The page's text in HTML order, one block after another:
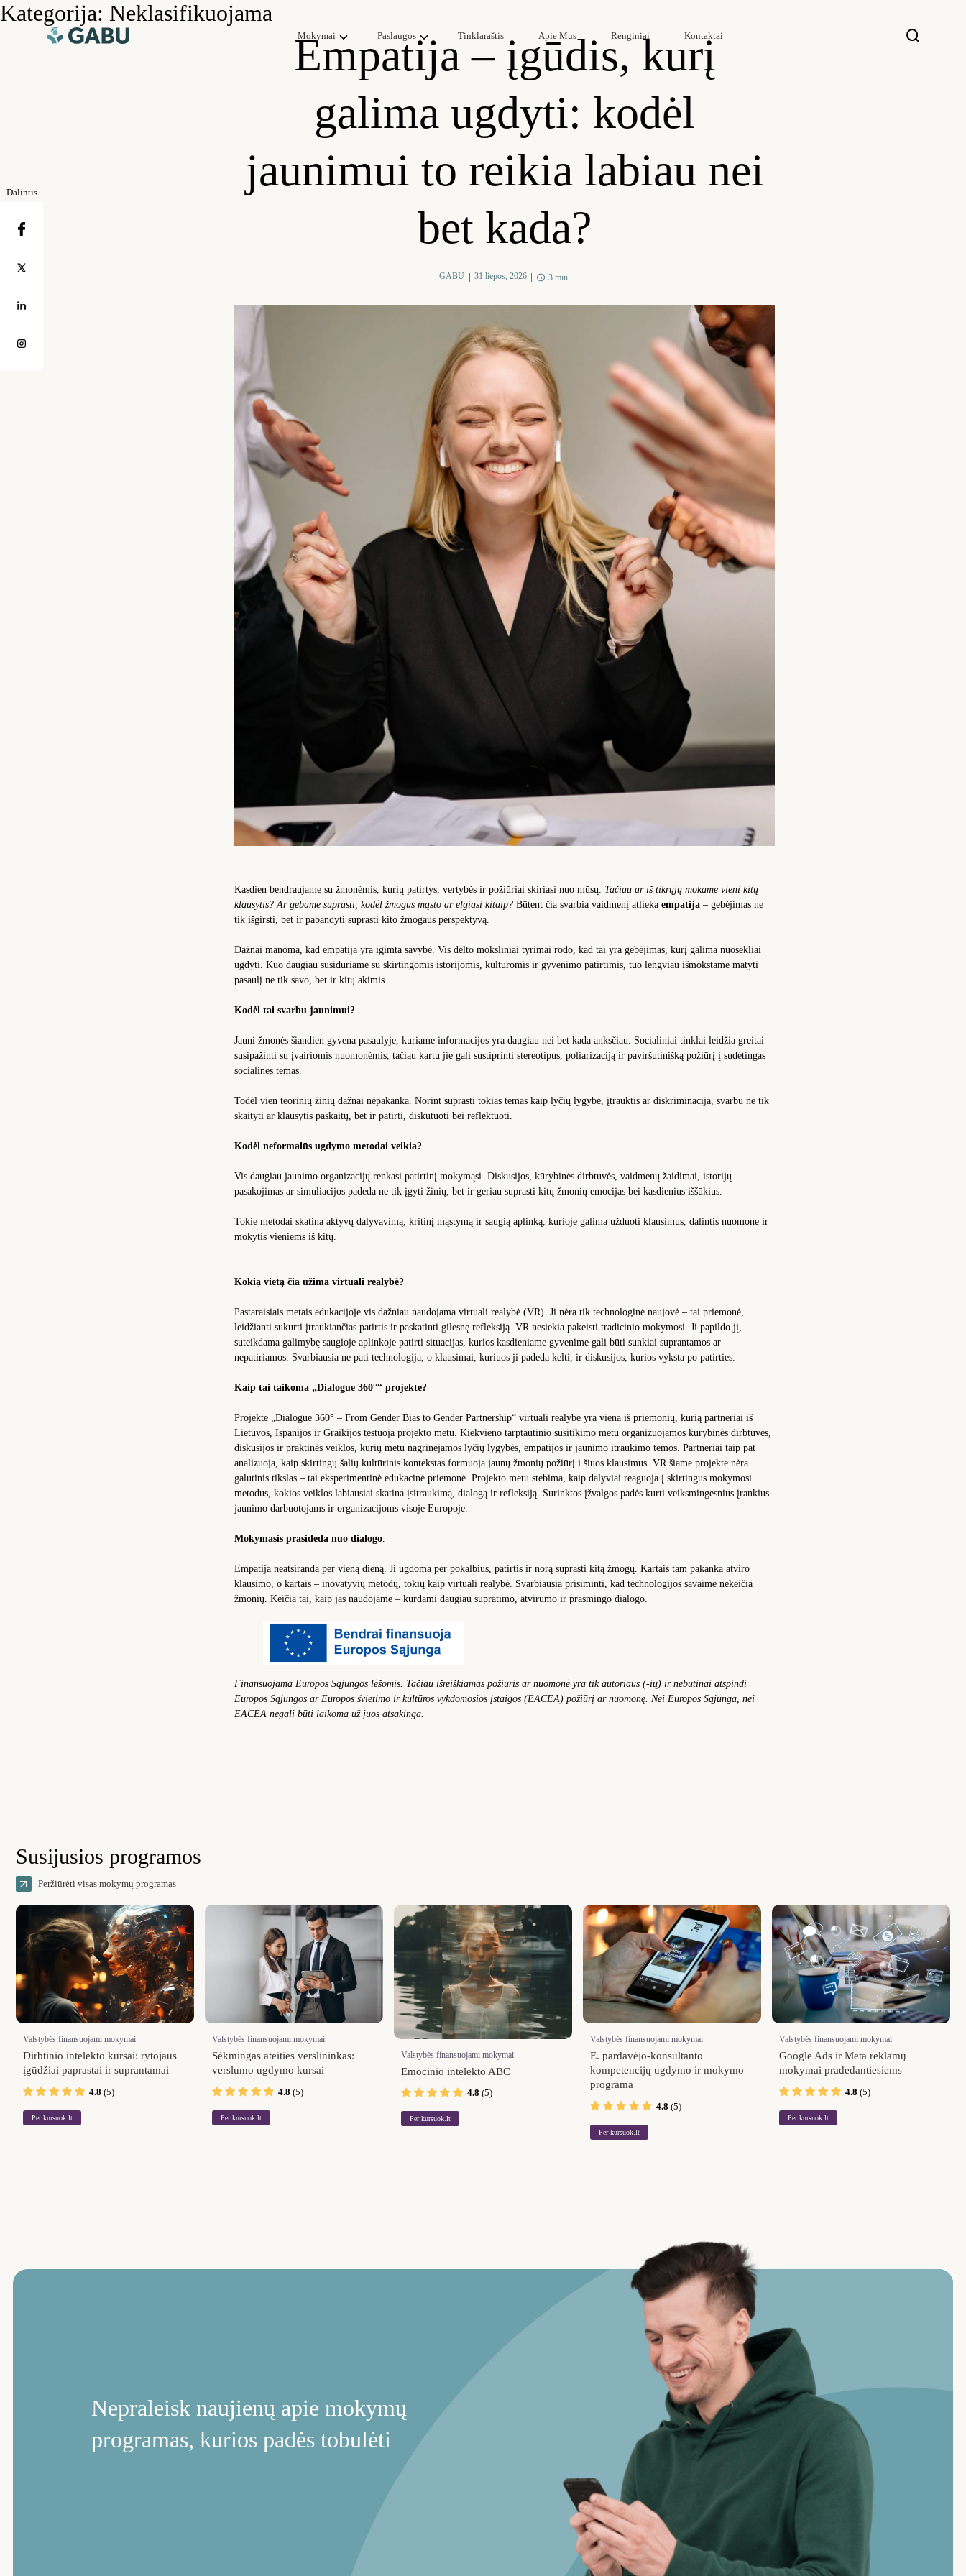
Mokymai Paslaugos Tinklaraštis Apie Mus Renginiai Kontaktai
Kategorija: Neklasifikuojama
Dalintis
Empatija – įgūdis, kurį
galima ugdyti: kodėl
jaunimui to reikia labiau nei
bet kada?
GABU 31 liepos, 2026 3 min.
Kasdien bendraujame su žmonėmis, kurių patirtys, vertybės ir požiūriai skiriasi nuo mūsų. Tačiau ar iš tikrųjų mokame vieni kitų
klausytis? Ar gebame suprasti, kodėl žmogus mąsto ar elgiasi kitaip? Būtent čia svarbia vaidmenį atlieka empatija – gebėjimas ne
tik išgirsti, bet ir pabandyti suprasti kito žmogaus perspektyvą.
Dažnai manoma, kad empatija yra įgimta savybė. Vis dėlto moksliniai tyrimai rodo, kad tai yra gebėjimas, kurį galima nuosekliai
ugdyti. Kuo daugiau susiduriame su skirtingomis istorijomis, kultūromis ir gyvenimo patirtimis, tuo lengviau išmokstame matyti
pasaulį ne tik savo, bet ir kitų akimis.
Kodėl tai svarbu jaunimui?
Jauni žmonės šiandien gyvena pasaulyje, kuriame informacijos yra daugiau nei bet kada anksčiau. Socialiniai tinklai leidžia greitai
susipažinti su įvairiomis nuomonėmis, tačiau kartu jie gali sustiprinti stereotipus, poliarizaciją ir paviršutinišką požiūrį į sudėtingas
socialines temas.
Todėl vien teorinių žinių dažnai nepakanka. Norint suprasti tokias temas kaip lyčių lygybė, įtrauktis ar diskriminacija, svarbu ne tik
skaityti ar klausytis paskaitų, bet ir patirti, diskutuoti bei reflektuoti.
Kodėl neformalūs ugdymo metodai veikia?
Vis daugiau jaunimo organizacijų renkasi patirtinį mokymąsi. Diskusijos, kūrybinės dirbtuvės, vaidmenų žaidimai, istorijų
pasakojimas ar simuliacijos padeda ne tik įgyti žinių, bet ir geriau suprasti kitų žmonių emocijas bei kasdienius iššūkius.
Tokie metodai skatina aktyvų dalyvavimą, kritinį mąstymą ir saugią aplinką, kurioje galima užduoti klausimus, dalintis nuomone ir
mokytis vieniems iš kitų.
Kokią vietą čia užima virtuali realybė?
Pastaraisiais metais edukacijoje vis dažniau naudojama virtuali realybė (VR). Ji nėra tik technologinė naujovė – tai priemonė,
leidžianti sukurti įtraukiančias patirtis ir paskatinti gilesnę refleksiją. VR nesiekia pakeisti tradicinio mokymosi. Ji papildo jį,
suteikdama galimybę saugioje aplinkoje patirti situacijas, kurios kasdieniame gyvenime gali būti sunkiai suprantamos ar
nepatiriamos. Svarbiausia ne pati technologija, o klausimai, kuriuos ji padeda kelti, ir diskusijos, kurios vyksta po patirties.
Kaip tai taikoma „Dialogue 360°“ projekte?
Projekte „Dialogue 360° – From Gender Bias to Gender Partnership“ virtuali realybė yra viena iš priemonių, kurią partneriai iš
Lietuvos, Ispanijos ir Graikijos testuoja projekto metu. Kiekvieno tarptautinio susitikimo metu organizuojamos kūrybinės dirbtuvės,
diskusijos ir praktinės veiklos, kurių metu nagrinėjamos lyčių lygybės, empatijos ir jaunimo įtraukimo temos. Partneriai taip pat
analizuoja, kaip skirtingų šalių kultūrinis kontekstas formuoja jaunų žmonių požiūrį į šiuos klausimus. VR šiame projekte nėra
galutinis tikslas – tai eksperimentinė edukacinė priemonė. Projekto metu stebima, kaip dalyviai reaguoja į skirtingus mokymosi
metodus, kokios veiklos labiausiai skatina įsitraukimą, dialogą ir refleksiją. Surinktos įžvalgos padės kurti veiksmingesnius įrankius
jaunimo darbuotojams ir organizacijoms visoje Europoje.
Mokymasis prasideda nuo dialogo.
Empatija neatsiranda per vieną dieną. Ji ugdoma per pokalbius, patirtis ir norą suprasti kitą žmogų. Kartais tam pakanka atviro
klausimo, o kartais – inovatyvių metodų, tokių kaip virtuali realybė. Svarbiausia prisiminti, kad technologijos savaime nekeičia
žmonių. Keičia tai, kaip jas naudojame – kurdami daugiau supratimo, atvirumo ir prasmingo dialogo.
Finansuojama Europos Sąjungos lėšomis. Tačiau išreiškiamas požiūris ar nuomonė yra tik autoriaus (-ių) ir nebūtinai atspindi
Europos Sąjungos ar Europos švietimo ir kultūros vykdomosios įstaigos (EACEA) požiūrį ar nuomonę. Nei Europos Sąjunga, nei
EACEA negali būti laikoma už juos atsakinga.
Susijusios programos
Peržiūrėti visas mokymų programas
Valstybės finansuojami mokymai
Dirbtinio intelekto kursai: rytojaus
įgūdžiai paprastai ir suprantamai
4.8 (5)
Per kursuok.lt
Valstybės finansuojami mokymai
Sėkmingas ateities verslininkas:
verslumo ugdymo kursai
4.8 (5)
Per kursuok.lt
Valstybės finansuojami mokymai
Emocinio intelekto ABC
4.8 (5)
Per kursuok.lt
Valstybės finansuojami mokymai
E. pardavėjo-konsultanto
kompetencijų ugdymo ir mokymo
programa
4.8 (5)
Per kursuok.lt
Valstybės finansuojami mokymai
Google Ads ir Meta reklamų
mokymai pradedantiesiems
4.8 (5)
Per kursuok.lt
Nepraleisk naujienų apie mokymų
programas, kurios padės tobulėti